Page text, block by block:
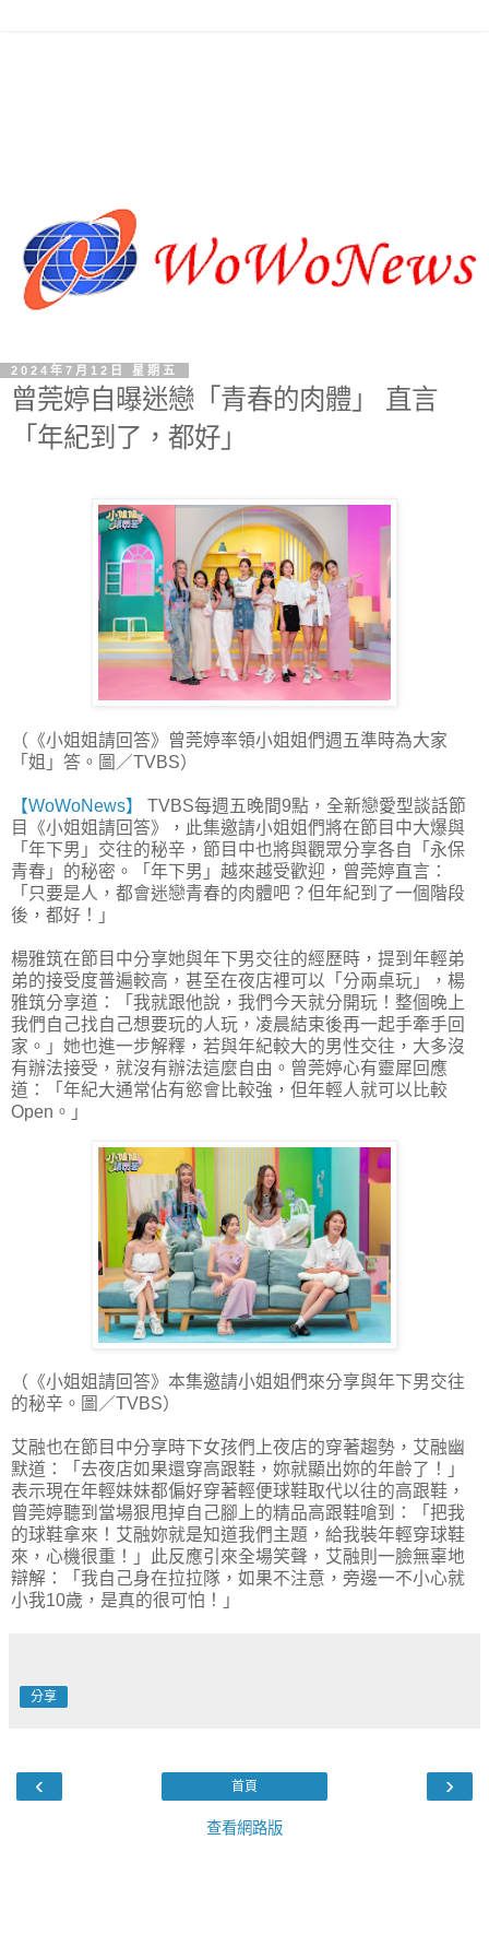
2024年7月12日 星期五
曾莞婷自曝迷戀「青春的肉體」 直言
「年紀到了，都好」
（《小姐姐請回答》曾莞婷率領小姐姐們週五準時為大家
「姐」答。圖／TVBS）
【WoWoNews】
TVBS每週五晚間9點，全新戀愛型談話節
目《小姐姐請回答》，此集邀請小姐姐們將在節目中大爆與
「年下男」交往的秘辛，節目中也將與觀眾分享各自「永保
青春」的秘密。「年下男」越來越受歡迎，曾莞婷直言：
「只要是人，都會迷戀青春的肉體吧？但年紀到了一個階段
後，都好！」
楊雅筑在節目中分享她與年下男交往的經歷時，提到年輕弟
弟的接受度普遍較高，甚至在夜店裡可以「分兩桌玩」，楊
雅筑分享道：「我就跟他說，我們今天就分開玩！整個晚上
我們自己找自己想要玩的人玩，凌晨結束後再一起手牽手回
家。」她也進一步解釋，若與年紀較大的男性交往，大多沒
有辦法接受，就沒有辦法這麼自由。曾莞婷心有靈犀回應
道：「年紀大通常佔有慾會比較強，但年輕人就可以比較
Open。」
（《小姐姐請回答》本集邀請小姐姐們來分享與年下男交往
的秘辛。圖／TVBS）
艾融也在節目中分享時下女孩們上夜店的穿著趨勢，艾融幽
默道：「去夜店如果還穿高跟鞋，妳就顯出妳的年齡了！」
表示現在年輕妹妹都偏好穿著輕便球鞋取代以往的高跟鞋，
曾莞婷聽到當場狠甩掉自己腳上的精品高跟鞋嗆到：「把我
的球鞋拿來！艾融妳就是知道我們主題，給我裝年輕穿球鞋
來，心機很重！」此反應引來全場笑聲，艾融則一臉無辜地
辯解：「我自己身在拉拉隊，如果不注意，旁邊一不小心就
小我10歲，是真的很可怕！」
分享
‹ ›
首頁
查看網路版